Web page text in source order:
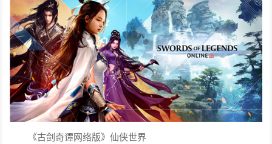
《古剑奇谭网络版》仙侠世界